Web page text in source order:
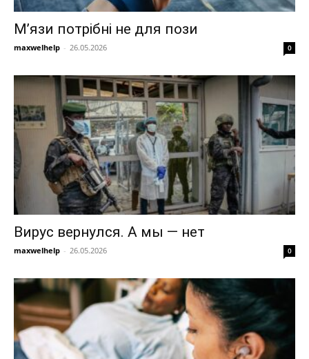
М’язи потрібні не для пози
maxwelhelp - 26.05.2026 0
Вирус вернулся. А мы — нет
maxwelhelp - 26.05.2026 0